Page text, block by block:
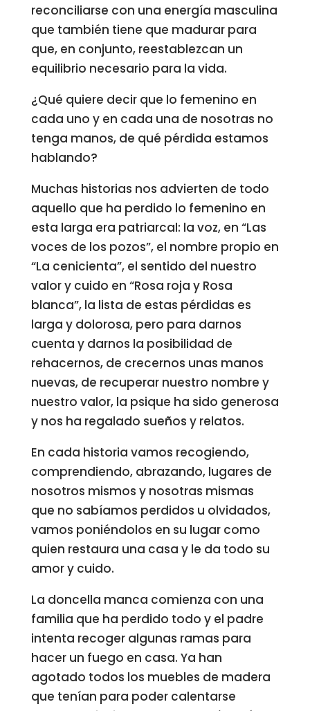
reconciliarse con una energía masculina
que también tiene que madurar para
que, en conjunto, reestablezcan un
equilibrio necesario para la vida.
¿Qué quiere decir que lo femenino en
cada uno y en cada una de nosotras no
tenga manos, de qué pérdida estamos
hablando?
Muchas historias nos advierten de todo
aquello que ha perdido lo femenino en
esta larga era patriarcal: la voz, en “Las
voces de los pozos”, el nombre propio en
“La cenicienta”, el sentido del nuestro
valor y cuido en “Rosa roja y Rosa
blanca”, la lista de estas pérdidas es
larga y dolorosa, pero para darnos
cuenta y darnos la posibilidad de
rehacernos, de crecernos unas manos
nuevas, de recuperar nuestro nombre y
nuestro valor, la psique ha sido generosa
y nos ha regalado sueños y relatos.
En cada historia vamos recogiendo,
comprendiendo, abrazando, lugares de
nosotros mismos y nosotras mismas
que no sabíamos perdidos u olvidados,
vamos poniéndolos en su lugar como
quien restaura una casa y le da todo su
amor y cuido.
La doncella manca comienza con una
familia que ha perdido todo y el padre
intenta recoger algunas ramas para
hacer un fuego en casa. Ya han
agotado todos los muebles de madera
que tenían para poder calentarse